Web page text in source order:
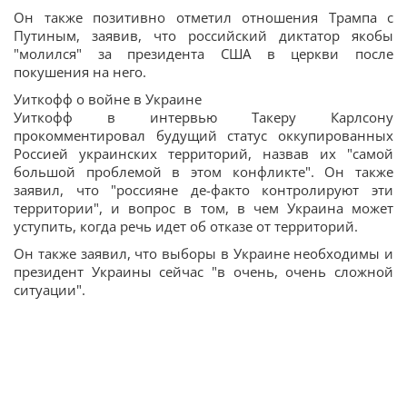
Он также позитивно отметил отношения Трампа с
Путиным, заявив, что российский диктатор якобы
"молился" за президента США в церкви после
покушения на него.
Уиткофф о войне в Украине
Уиткофф в интервью Такеру Карлсону
прокомментировал будущий статус оккупированных
Россией украинских территорий, назвав их "самой
большой проблемой в этом конфликте". Он также
заявил, что "россияне де-факто контролируют эти
территории", и вопрос в том, в чем Украина может
уступить, когда речь идет об отказе от территорий.
Он также заявил, что выборы в Украине необходимы и
президент Украины сейчас "в очень, очень сложной
ситуации".